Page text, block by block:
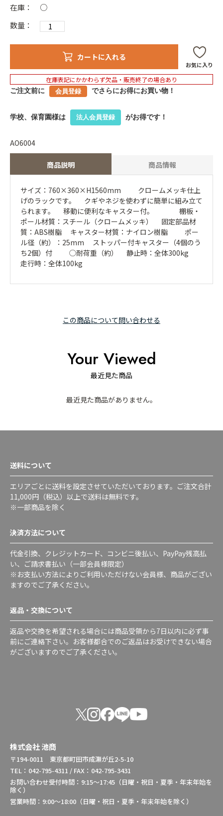
在庫：
○
数量：
カートに入れる
お気に入り
在庫表記にかかわらず欠品・販売終了の場合あり
ご注文前に 会員登録 でさらにお得にお買い物！
学校、保育園様は 法人会員登録 がお得です！
商品説明 商品情報
サイズ：760×360×H1560mm クロームメッキ仕上
げのラックです。 クギやネジを使わずに簡単に組み立て
られます。 移動に便利なキャスター付。 棚板・
ポール材質：スチール（クロームメッキ） 固定部品材
質：ABS樹脂 キャスター材質：ナイロン樹脂 ポー
ル径（約）：25mm ストッパー付キャスター（4個のう
ち2個）付 ◯耐荷重（約） 静止時：全体300kg
走行時：全体100kg
この商品について問い合わせる
AO6004
Your Viewed
最近見た商品
最近見た商品がありません。
送料について
エリアごとに送料を設定させていただいております。ご注文合計
11,000円（税込）以上で送料は無料です。
※一部商品を除く
決済方法について
代金引換、クレジットカード、コンビニ後払い、PayPay残高払
い、ご請求書払い（一部会員様限定）
※お支払い方法によりご利用いただけない会員様、商品がござい
ますのでご了承ください。
返品・交換について
返品や交換を希望される場合には商品受領から7日以内に必ず事
前にご連絡下さい。お客様都合でのご返品はお受けできない場合
がございますのでご了承ください。
株式会社 池商
〒194-0011 東京都町田市成瀬が丘2-5-10
TEL：042-795-4311 / FAX：042-795-3431
お問い合わせ受付時間：9:15～17:45（日曜・祝日・夏季・年末年始を
除く）
営業時間：9:00～18:00（日曜・祝日・夏季・年末年始を除く）